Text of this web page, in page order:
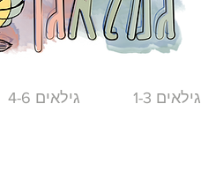
גילאים 1-3 גילאים 4-6